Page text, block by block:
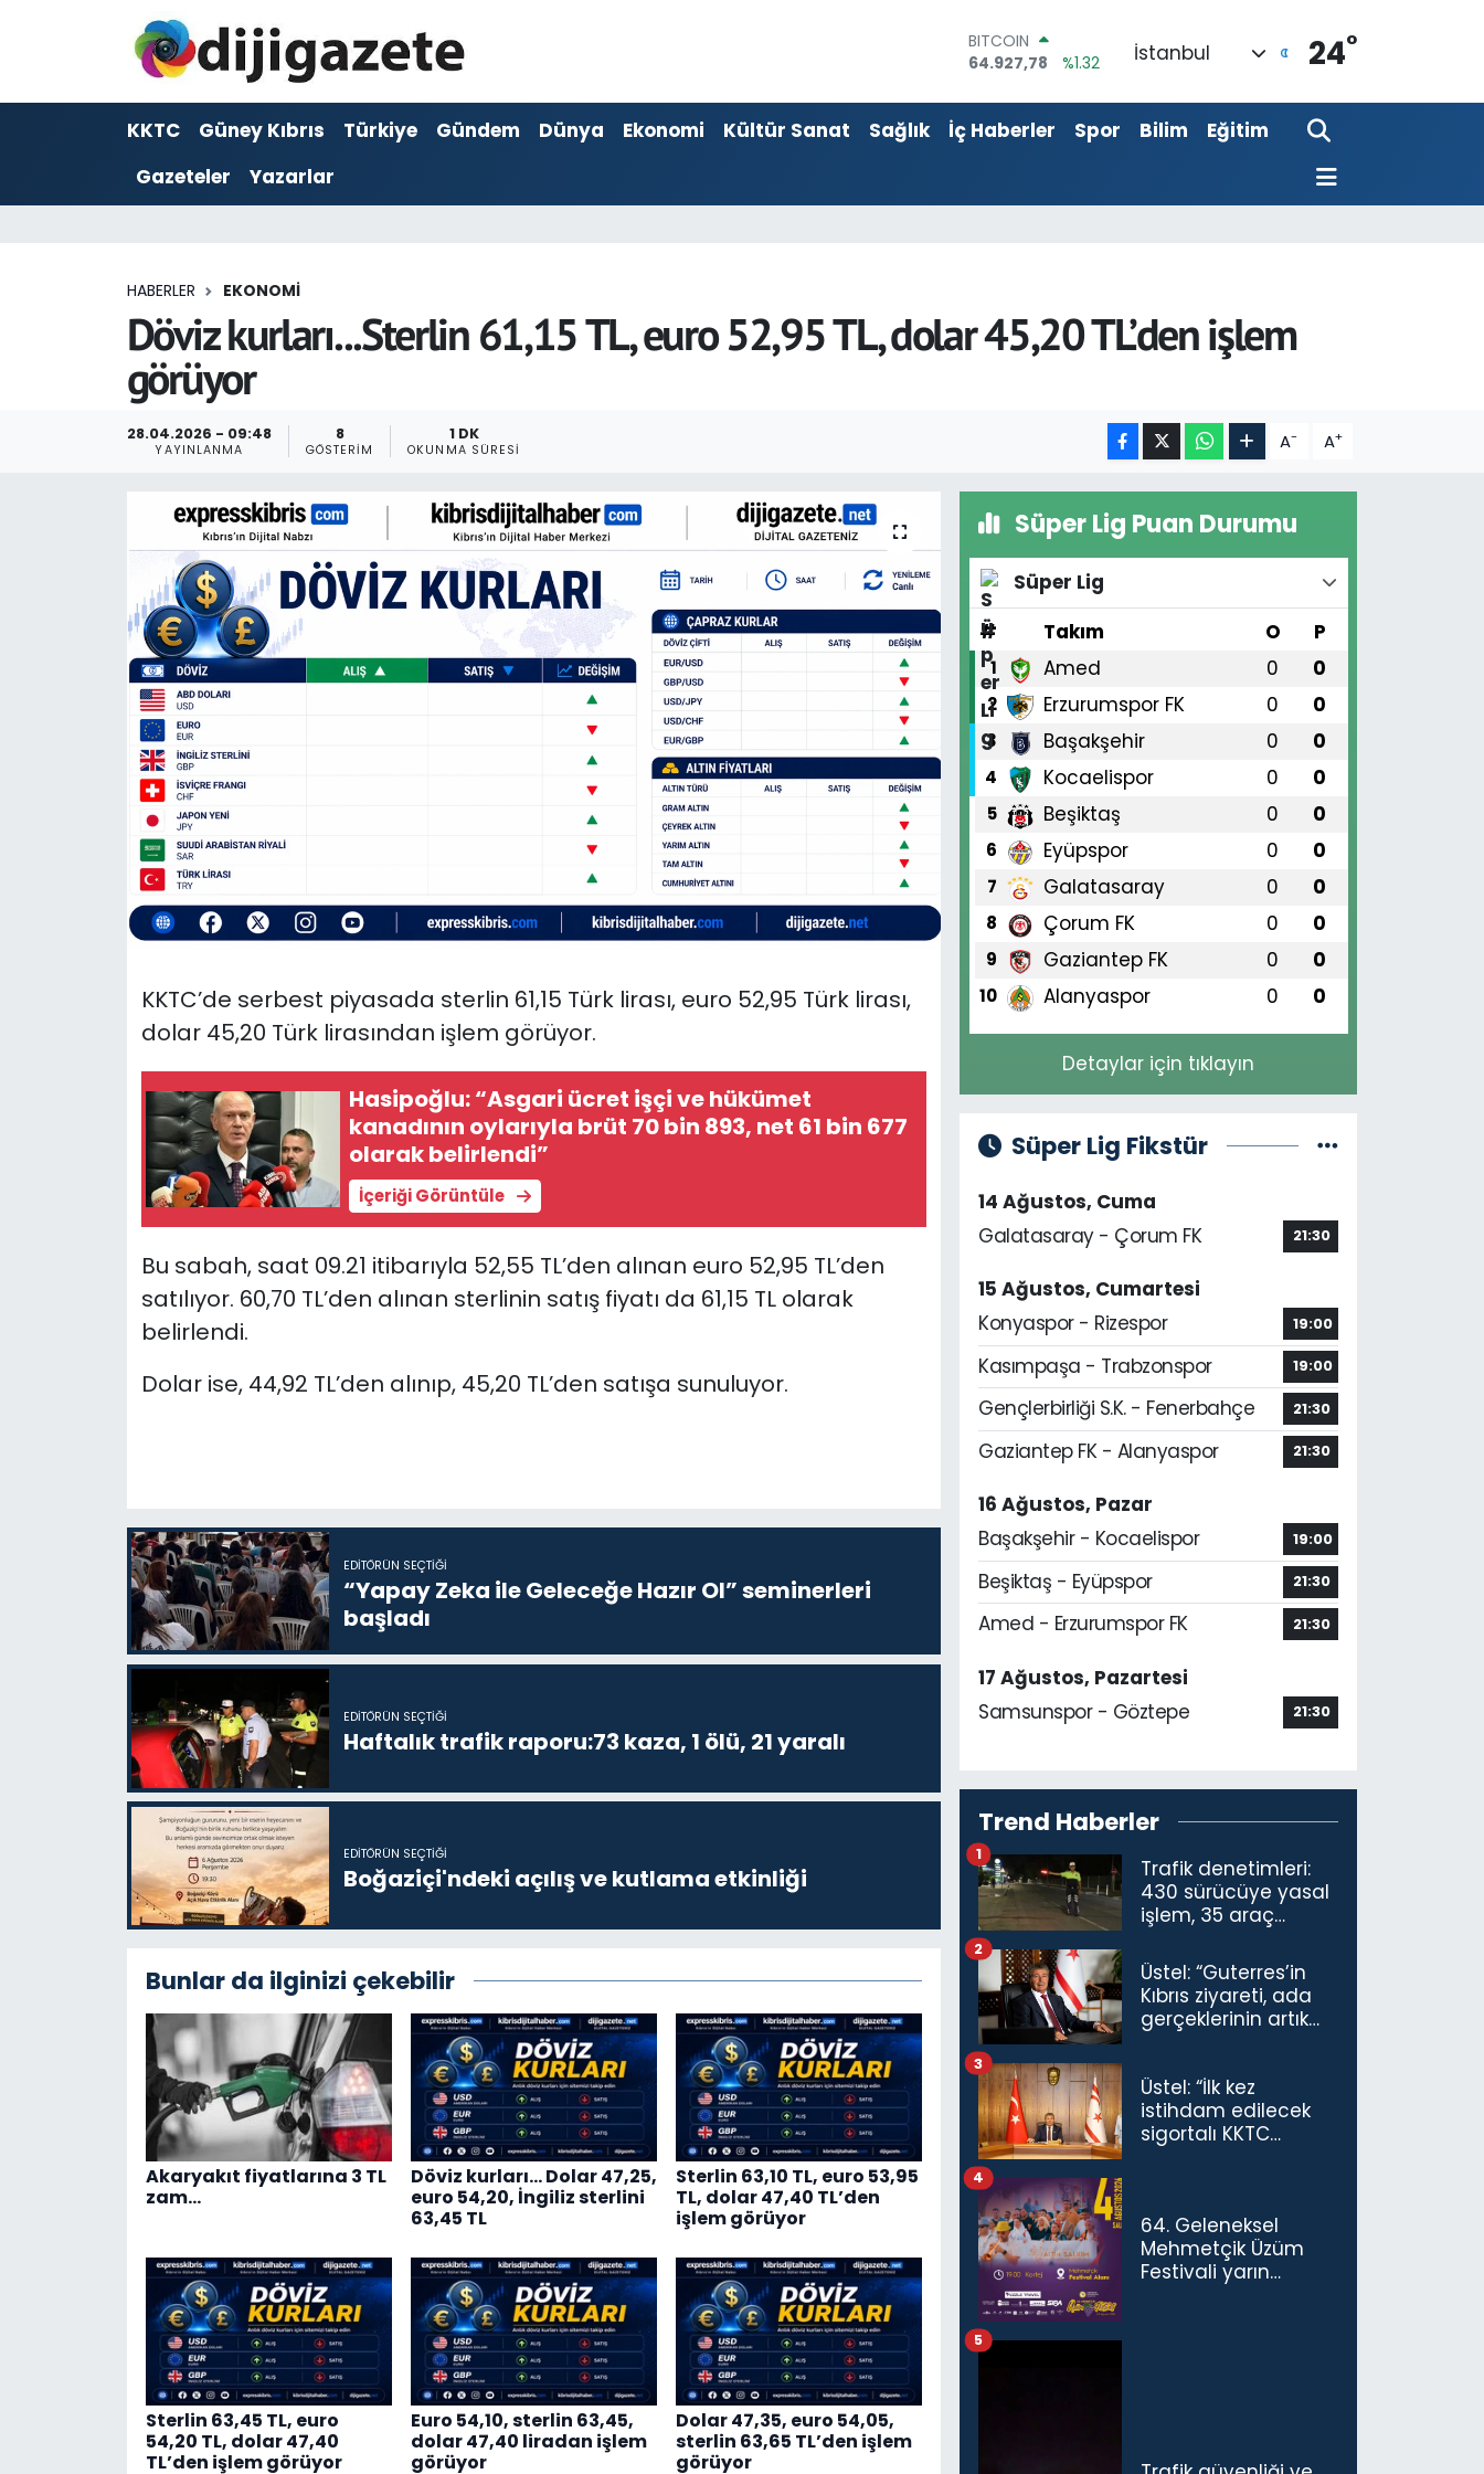
BITCOIN
64.927,78
%1.32
47,5894
%0.08
EURO
%-0.02
İstanbul 24°
KKTC Güney Kıbrıs Türkiye Gündem Dünya Ekonomi Kültür Sanat Sağlık İç Haberler Spor Bilim
Eğitim
Gazeteler
Yazarlar
HABERLER EKONOMI
Döviz kurları...Sterlin 61,15 TL, euro 52,95 TL, dolar 45,20 TL’den işlem
görüyor
28.04.2026 - 09:48
YAYINLANMA
8
GÖSTERIM
1 DK
OKUNMA SÜRESI A- A+
KKTC’de serbest piyasada sterlin 61,15 Türk lirası, euro 52,95 Türk lirası,
dolar 45,20 Türk lirasından işlem görüyor.
Hasipoğlu: “Asgari ücret işçi ve hükümet
kanadının oylarıyla brüt 70 bin 893, net 61 bin 677
olarak belirlendi”
İçeriği Görüntüle
Bu sabah, saat 09.21 itibarıyla 52,55 TL’den alınan euro 52,95 TL’den
satılıyor. 60,70 TL’den alınan sterlinin satış fiyatı da 61,15 TL olarak
belirlendi.
Dolar ise, 44,92 TL’den alınıp, 45,20 TL’den satışa sunuluyor.
EDITÖRÜN SEÇTIĞI
“Yapay Zeka ile Geleceğe Hazır Ol” seminerleri
başladı
EDITÖRÜN SEÇTIĞI
Haftalık trafik raporu:73 kaza, 1 ölü, 21 yaralı
EDITÖRÜN SEÇTIĞI
Boğaziçi'ndeki açılış ve kutlama etkinliği
Bunlar da ilginizi çekebilir
Akaryakıt fiyatlarına 3 TL
zam…
Döviz kurları… Dolar 47,25,
euro 54,20, İngiliz sterlini
63,45 TL
Sterlin 63,10 TL, euro 53,95
TL, dolar 47,40 TL’den
işlem görüyor
Sterlin 63,45 TL, euro
54,20 TL, dolar 47,40
TL’den işlem görüyor
Euro 54,10, sterlin 63,45,
dolar 47,40 liradan işlem
görüyor
Dolar 47,35, euro 54,05,
sterlin 63,65 TL’den işlem
görüyor
Süper Lig Puan Durumu
Süper Lig
#
Takım O P
1 Amed 0 0
2 Erzurumspor FK 0 0
3 Başakşehir 0 0
4 Kocaelispor 0 0
5 Beşiktaş 0 0
6 Eyüpspor 0 0
7 Galatasaray 0 0
8 Çorum FK 0 0
9 Gaziantep FK 0 0
10 Alanyaspor 0 0
Detaylar için tıklayın
Süper Lig Fikstür
14 Ağustos, Cuma
Galatasaray - Çorum FK
21:30
15 Ağustos, Cumartesi
Konyaspor - Rizespor
19:00
Kasımpaşa - Trabzonspor 19:00
Gençlerbirliği S.K. - Fenerbahçe 21:30
Gaziantep FK - Alanyaspor 21:30
16 Ağustos, Pazar
Başakşehir - Kocaelispor
19:00
Beşiktaş - Eyüpspor 21:30
Amed - Erzurumspor FK 21:30
17 Ağustos, Pazartesi
Samsunspor - Göztepe
21:30
Trend Haberler
Trafik denetimleri:
430 sürücüye yasal
işlem, 35 araç
1
Üstel: “Guterres’in
Kıbrıs ziyareti, ada
gerçeklerinin artık
göstermiştir”
2
Üstel: “İlk kez
istihdam edilecek
sigortalı KKTC
3
64. Geleneksel
Mehmetçik Üzüm
Festivali yarın
4
5
ADVERTORIAL
Dijigazete
Foto Galeri
KKTC YEREL SEÇİM 2018
Kültür Sanat
Magazin
Nöbetçi Eczaneler
Otomobil Dünyası
Video Galeri
Yazarlar
Hava Durumu
Trafik Durumu
Haber Arşivi